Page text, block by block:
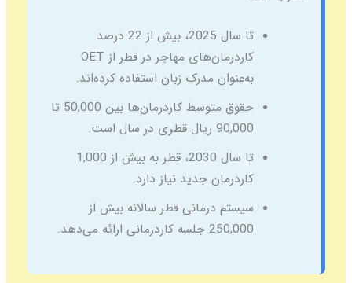
تا سال 2025، بیش از 22 درصد
کاردرمان‌های مهاجر در قطر از OET
به‌عنوان مدرک زبان استفاده کرده‌اند.
حقوق متوسط کاردرمان‌ها بین 50,000 تا
90,000 ریال قطری در سال است.
تا سال 2030، قطر به بیش از 1,000
کاردرمان جدید نیاز دارد.
سیستم درمانی قطر سالانه بیش از
250,000 جلسه کاردرمانی ارائه می‌دهد.